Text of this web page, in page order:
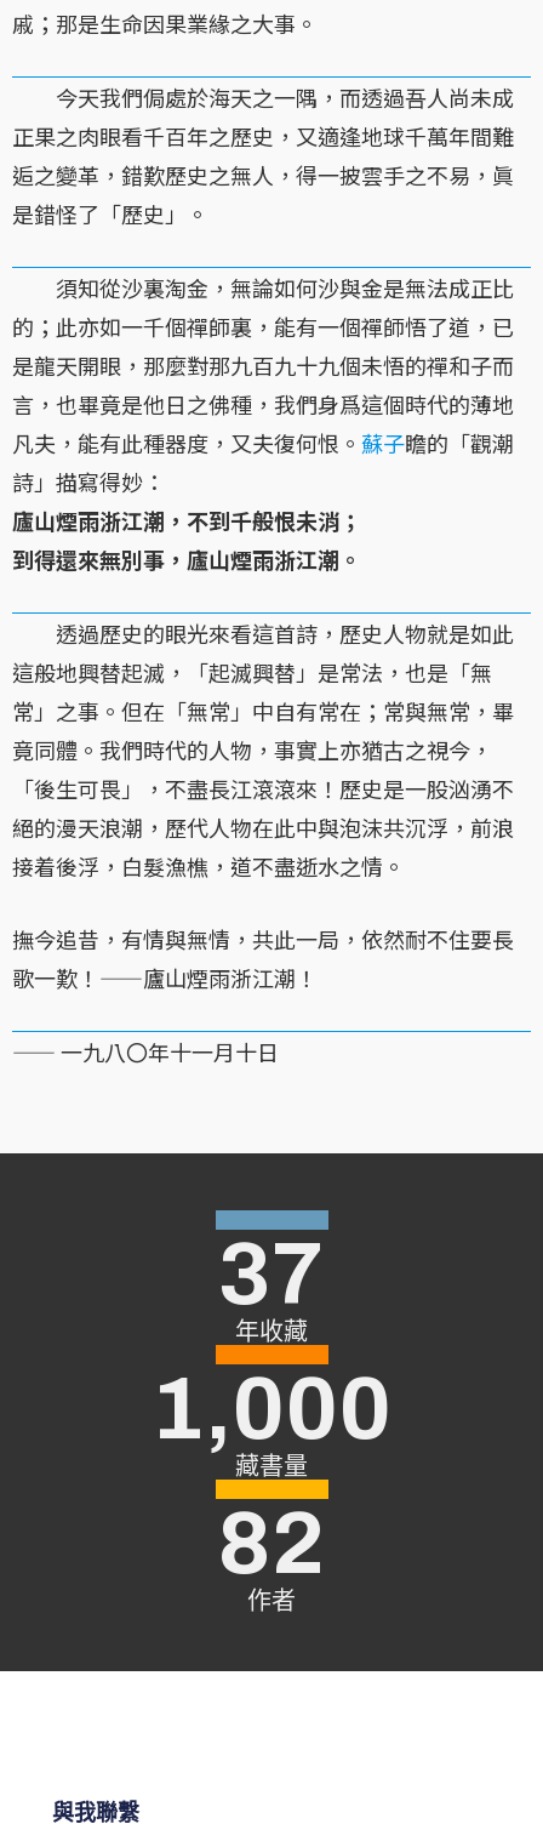
戚；那是生命因果業緣之大事。
今天我們侷處於海天之一隅，而透過吾人尚未成
正果之肉眼看千百年之歷史，又適逢地球千萬年間難
逅之變革，錯歎歷史之無人，得一披雲手之不易，眞
是錯怪了「歷史」。
須知從沙裏淘金，無論如何沙與金是無法成正比
的；此亦如一千個禪師裏，能有一個禪師悟了道，已
是龍天開眼，那麼對那九百九十九個未悟的禪和子而
言，也畢竟是他日之佛種，我們身爲這個時代的薄地
凡夫，能有此種器度，又夫復何恨。 蘇子瞻的「觀潮
詩」描寫得妙：
廬山煙雨浙江潮，不到千般恨未消；
到得還來無別事，廬山煙雨浙江潮。
透過歷史的眼光來看這首詩，歷史人物就是如此
這般地興替起滅，「起滅興替」是常法，也是「無
常」之事。但在「無常」中自有常在；常與無常，畢
竟同體。我們時代的人物，事實上亦猶古之視今，
「後生可畏」，不盡長江滾滾來！歷史是一股汹湧不
絕的漫天浪潮，歷代人物在此中與泡沫共沉浮，前浪
接着後浮，白髮漁樵，道不盡逝水之情。
撫今追昔，有情與無情，共此一局，依然耐不住要長
歌一歎！——廬山煙雨浙江潮！
—— 一九八〇年十一月十日
年收藏
37
藏書量
1,000
作者
82
與我聯繫